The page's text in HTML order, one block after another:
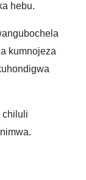
hebu.
kumnojeza
chiluli